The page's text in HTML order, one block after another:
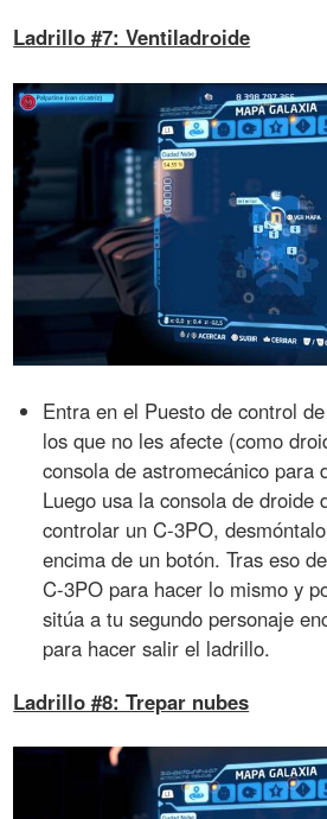
Ladrillo #7: Ventiladroide
Entra en el Puesto de control
los que no les afecte (como
consola de astromecánico para
Luego usa la consola de droide
controlar un C-3PO,
encima de un botón. Tras eso
C-3PO para hacer lo mismo y
sitúa a tu segundo personaje
para hacer salir el ladrillo.
Ladrillo #8: Trepar nubes